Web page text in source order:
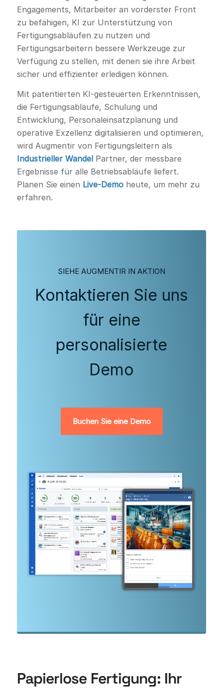
Engagements, Mitarbeiter an vorderster Front
zu befähigen, KI zur Unterstützung von
Fertigungsabläufen zu nutzen und
Fertigungsarbeitern bessere Werkzeuge zur
Verfügung zu stellen, mit denen sie ihre Arbeit
sicher und effizienter erledigen können.
Mit patentierten KI-gesteuerten Erkenntnissen,
die Fertigungsabläufe, Schulung und
Entwicklung, Personaleinsatzplanung und
operative Exzellenz digitalisieren und optimieren,
wird Augmentir von Fertigungsleitern als
Industrieller WandelPartner, der messbare
Ergebnisse für alle Betriebsabläufe liefert.
Planen Sie einen Live-Demoheute, um mehr zu
erfahren.
SIEHE AUGMENTIR IN AKTION
Kontaktieren Sie uns
für eine
personalisierte
Demo
Buchen Sie eine Demo
Papierlose Fertigung: Ihr